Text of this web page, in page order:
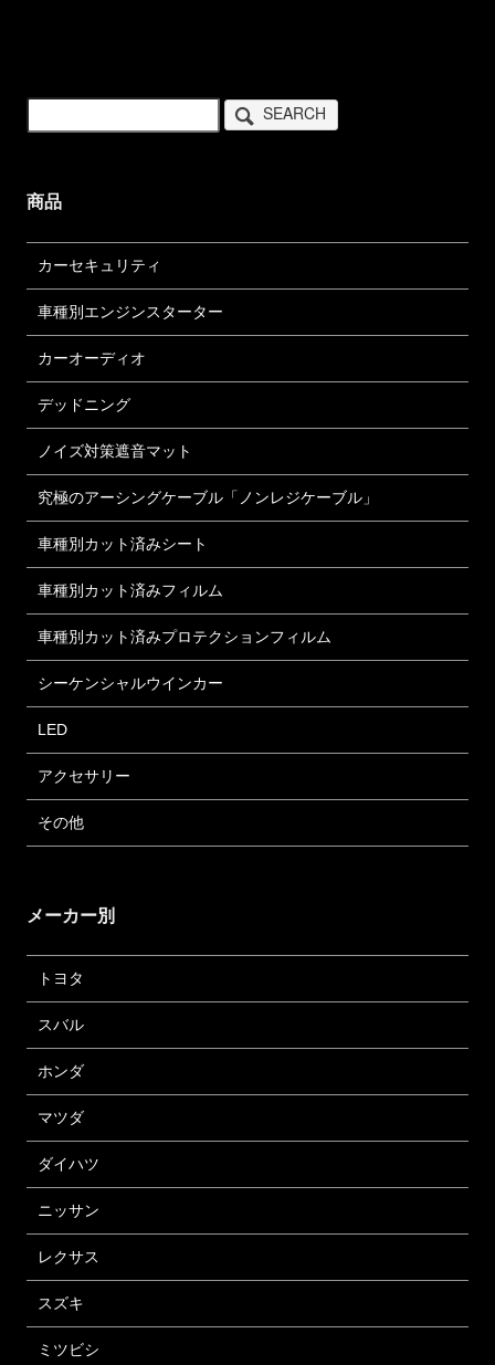
SEARCH
商品
カーセキュリティ
車種別エンジンスターター
カーオーディオ
デッドニング
ノイズ対策遮音マット
究極のアーシングケーブル「ノンレジケーブル」
車種別カット済みシート
車種別カット済みフィルム
車種別カット済みプロテクションフィルム
シーケンシャルウインカー
LED
アクセサリー
その他
メーカー別
トヨタ
スバル
ホンダ
マツダ
ダイハツ
ニッサン
レクサス
スズキ
ミツビシ